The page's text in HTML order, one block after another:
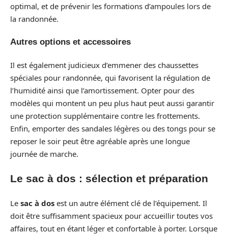
optimal, et de prévenir les formations d’ampoules lors de
la randonnée.
Autres options et accessoires
Il est également judicieux d’emmener des chaussettes
spéciales pour randonnée, qui favorisent la régulation de
l’humidité ainsi que l’amortissement. Opter pour des
modèles qui montent un peu plus haut peut aussi garantir
une protection supplémentaire contre les frottements.
Enfin, emporter des sandales légères ou des tongs pour se
reposer le soir peut être agréable après une longue
journée de marche.
Le sac à dos : sélection et préparation
Le sac à dos est un autre élément clé de l’équipement. Il
doit être suffisamment spacieux pour accueillir toutes vos
affaires, tout en étant léger et confortable à porter. Lorsque